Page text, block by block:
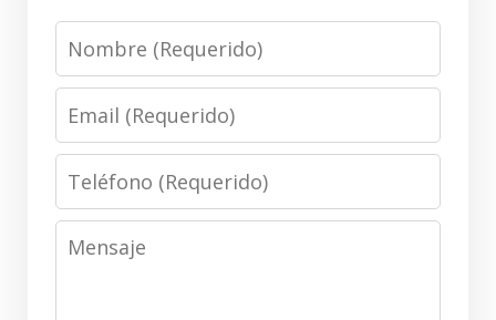
Nombre
(Requerido)
Email
(Requerido)
Teléfono
(Requerido)
Mensaje